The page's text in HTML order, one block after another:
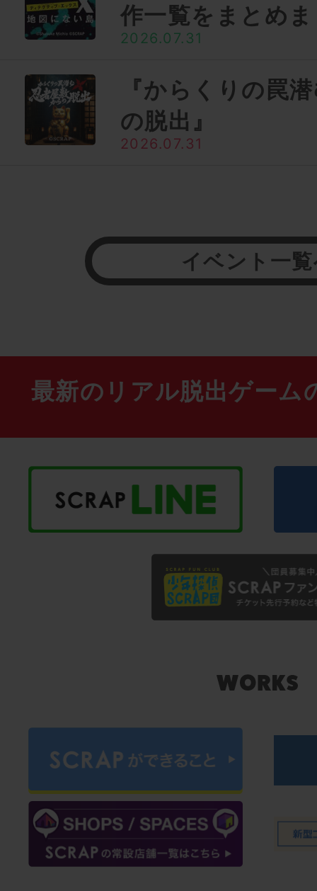
作一覧をまとめ
2026.07.31
『からくりの罠
の脱出』
2026.07.31
イベント一
最新のリアル脱出ゲーム